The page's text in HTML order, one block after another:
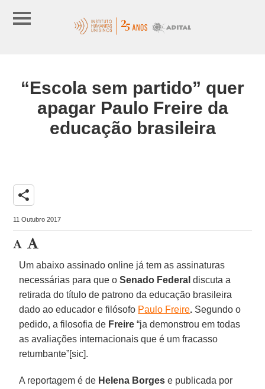
“Escola sem partido” quer
apagar Paulo Freire da
educação brasileira
share
11 Outubro 2017
Um abaixo assinado online já tem as assinaturas
necessárias para que oSenado Federal discuta a
retirada do título de patrono da educação brasileira
dado ao educador e filósofo Paulo Freire. Segundo o
pedido, a filosofia de Freire “ja demonstrou em todas
as avaliações internacionais que é um fracasso
retumbante”[sic].
A reportagem é de Helena Borges e publicada por